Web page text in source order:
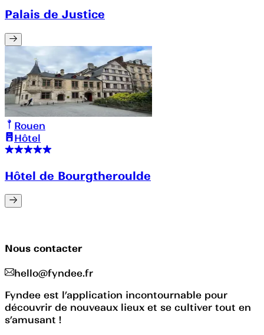
Palais de Justice
Rouen
Hôtel
Hôtel de Bourgtheroulde
Nous contacter
hello@fyndee.fr
Fyndee est l’application incontournable pour
découvrir de nouveaux lieux et se cultiver tout en
s’amusant !